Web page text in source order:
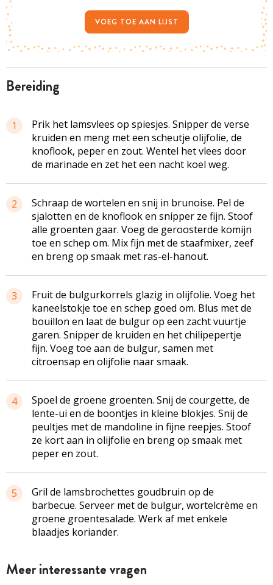
bereiding
1
Prik het lamsvlees op spiesjes. Snipper de verse
kruiden en meng met een scheutje olijfolie, de
knoflook, peper en zout. Wentel het vlees door
de marinade en zet het een nacht koel weg.
2
Schraap de wortelen en snij in brunoise. Pel de
sjalotten en de knoflook en snipper ze fijn. Stoof
alle groenten gaar. Voeg de geroosterde komijn
toe en schep om. Mix fijn met de staafmixer, zeef
en breng op smaak met ras-el-hanout.
3
Fruit de bulgurkorrels glazig in olijfolie. Voeg het
kaneelstokje toe en schep goed om. Blus met de
bouillon en laat de bulgur op een zacht vuurtje
garen. Snipper de kruiden en het chilipepertje
fijn. Voeg toe aan de bulgur, samen met
citroensap en olijfolie naar smaak.
4
Spoel de groene groenten. Snij de courgette, de
lente-ui en de boontjes in kleine blokjes. Snij de
peultjes met de mandoline in fijne reepjes. Stoof
ze kort aan in olijfolie en breng op smaak met
peper en zout.
5
Gril de lamsbrochettes goudbruin op de
barbecue. Serveer met de bulgur, wortelcrème en
groene groentesalade. Werk af met enkele
blaadjes koriander.
Meer interessante vragen
VOEG TOE AAN LIJST